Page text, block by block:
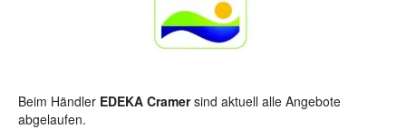
Beim Händler EDEKA Cramersind aktuell alle Angebote
abgelaufen.